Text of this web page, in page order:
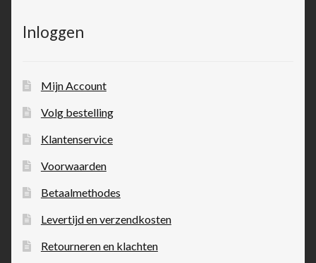
Inloggen
Mijn Account
Volg bestelling
Klantenservice
Voorwaarden
Betaalmethodes
Levertijd en verzendkosten
Retourneren en klachten